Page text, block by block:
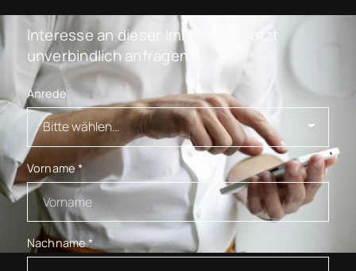
Interesse an dieser Immobilie? Jetzt
unverbindlich anfragen.
Anrede
Vorname*
Nachname*